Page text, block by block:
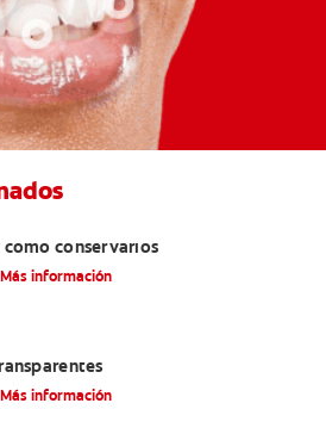
cómo conservarlos
Más información
Más información